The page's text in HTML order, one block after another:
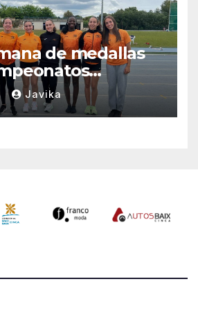
de medallas
Sub-14 y Sub-16
Javika